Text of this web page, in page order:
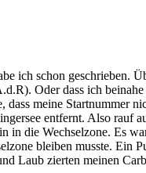
ich schon geschrieben.
Oder dass ich
dass meine Startnummer
entfernt. Also rauf
in die Wechselzone. Es
bleiben musste. Ein
Laub zierten meinen